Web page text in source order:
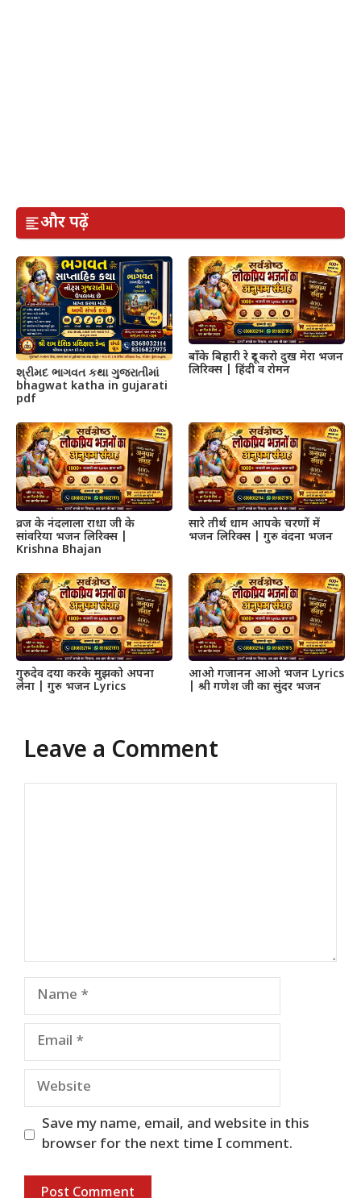
और पढ़ें
શ્રીમદ ભાગવત કથા ગુજરાતીમાં
bhagwat katha in gujarati
pdf
बाँके बिहारी रे दूर करो दुख मेरा भजन
लिरिक्स | हिंदी व रोमन
व्रज के नंदलाला राधा जी के
सांवरिया भजन लिरिक्स |
Krishna Bhajan
सारे तीर्थ धाम आपके चरणों में
भजन लिरिक्स | गुरु वंदना भजन
गुरुदेव दया करके मुझको अपना
लेना | गुरु भजन Lyrics
आओ गजानन आओ भजन Lyrics
| श्री गणेश जी का सुंदर भजन
Leave a Comment
Name
Email
Website
Save my name, email, and website in this
browser for the next time I comment.